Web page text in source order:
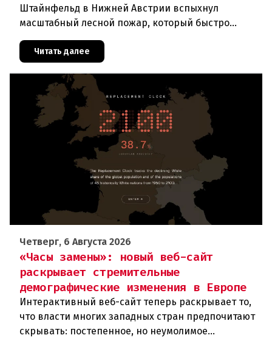
Штайнфельд в Нижней Австрии вспыхнул
масштабный лесной пожар, который быстро
В ходе тушения пострадали шесте
Читать далее
Четверг, 6 Августа 2026
«Часы замены»: новый веб-сайт
раскрывает стремительные
демографические изменения в Европе
Интерактивный веб-сайт теперь раскрывает то,
что власти многих западных стран предпочитают
скрывать: постепенное, но неумолимое